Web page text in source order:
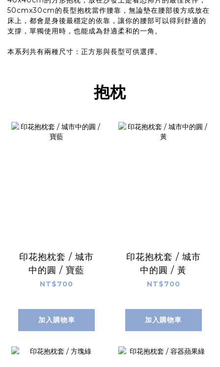
50cmx30cm的長型抱枕當作腰靠，無論墊在腰部後方或放在
床上，都會是身後最穩定的依靠，讓你的腰部可以得到舒適的
支撐，單獨使用時，也能成為舒適柔和的一角。
本系列共有兩種尺寸：正方形與長型可供選擇。
抱枕
印花抱枕套 / 城市
中的圓 / 寶藍
NT$700
加入購物車
印花抱枕套 / 城市
中的圓 / 黃
NT$700
加入購物車